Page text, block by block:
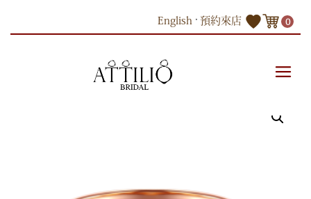
English 預約來店 0
18K玫瑰金色黃金鑽石戒指